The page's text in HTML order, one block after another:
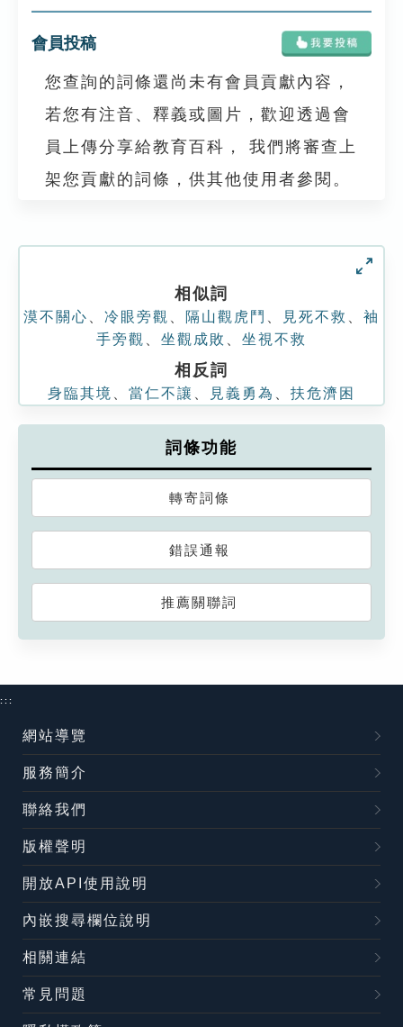
會員投稿
您查詢的詞條還尚未有會員貢獻內容，
若您有注音、釋義或圖片，歡迎透過會
員上傳分享給教育百科， 我們將審查上
架您貢獻的詞條，供其他使用者參閱。
相似詞
漠不關心 冷眼旁觀 隔山觀虎鬥 見死不救
袖
手旁觀
坐觀成敗 坐視不救
相反詞
身臨其境 當仁不讓 見義勇為 扶危濟困
詞條功能
轉寄詞條
錯誤通報
推薦關聯詞
:::
網站導覽
服務簡介
聯絡我們
版權聲明
開放API使用說明
內嵌搜尋欄位說明
相關連結
常見問題